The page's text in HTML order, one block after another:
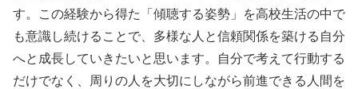
す。この経験から得た「傾聴する姿勢」を高校生活の中で
も意識し続けることで、多様な人と信頼関係を築ける自分
へと成長していきたいと思います。自分で考えて行動する
だけでなく、周りの人を大切にしながら前進できる人間を